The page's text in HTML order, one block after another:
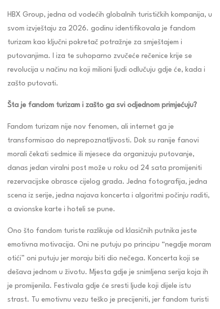
HBX Group, jedna od vodećih globalnih turističkih kompanija, u
svom izvještaju za 2026. godinu identifikovala je fandom
turizam kao ključni pokretač potražnje za smještajem i
putovanjima. I iza te suhoparno zvučeće rečenice krije se
revolucija u načinu na koji milioni ljudi odlučuju gdje će, kada i
zašto putovati.
Šta je fandom turizam i zašto ga svi odjednom primjećuju?
Fandom turizam nije nov fenomen, ali internet ga je
transformisao do neprepoznatljivosti. Dok su ranije fanovi
morali čekati sedmice ili mjesece da organizuju putovanje,
danas jedan viralni post može u roku od 24 sata promijeniti
rezervacijske obrasce cijelog grada. Jedna fotografija, jedna
scena iz serije, jedna najava koncerta i algoritmi počinju raditi,
a avionske karte i hoteli se pune.
Ono što fandom turiste razlikuje od klasičnih putnika jeste
emotivna motivacija. Oni ne putuju po principu “negdje moram
otići” oni putuju jer moraju biti dio nečega. Koncerta koji se
dešava jednom u životu. Mjesta gdje je snimljena serija koja ih
je promijenila. Festivala gdje će sresti ljude koji dijele istu
strast. Tu emotivnu vezu teško je precijeniti, jer fandom turisti